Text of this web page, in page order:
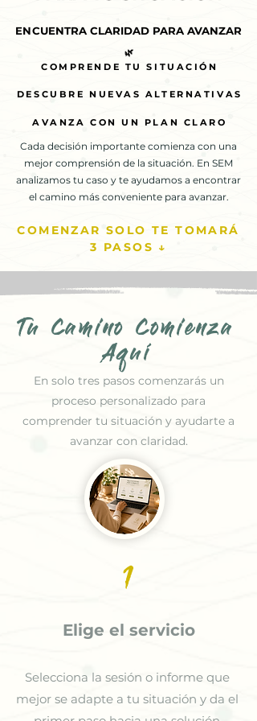
ENCUENTRA CLARIDAD PARA AVANZAR
ENCUENTRA CLARIDAD PARA AVANZAR
🌿
COMPRENDE TU SITUACIÓN
DESCUBRE NUEVAS ALTERNATIVAS
AVANZA CON UN PLAN CLARO
🌿
COMPRENDE TU SITUACIÓN
DESCUBRE NUEVAS ALTERNATIVAS
AVANZA CON UN PLAN CLARO
Cada decisión importante comienza con una
mejor comprensión de la situación. En SEM
analizamos tu caso y te ayudamos a encontrar
el camino más conveniente para avanzar.
COMENZAR SOLO TE TOMARÁ
3 PASOS ↓
Tu Camino Comienza
Aquí
En solo tres pasos comenzarás un
proceso personalizado para
comprender tu situación y ayudarte a
avanzar con claridad.
1
Elige el servicio
Selecciona la sesión o informe que
mejor se adapte a tu situación y da el